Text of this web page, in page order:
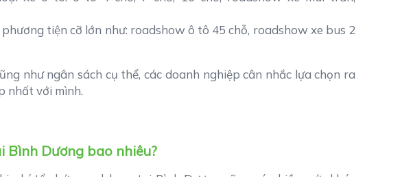
tiện cỡ lớn như: roadshow ô tô 45 chỗ, roadshow xe bus 2
như ngân sách cụ thể, các doanh nghiệp cân nhắc lựa chọn ra
nhất với mình.
Bình Dương bao nhiêu?